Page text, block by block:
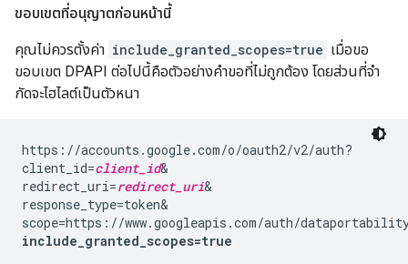
ขอบเขตที่อนุญาตก่อนหน้านี้
คุณไม่ควรตั้งค่า include_granted_scopes=true เมื่อขอ
ขอบเขต DPAPI ต่อไปนี้คือตัวอย่างคำขอที่ไม่ถูกต้อง โดยส่วนที่จํา
กัดจะไฮไลต์เป็นตัวหนา
https://accounts.google.com/o/oauth2/v2/auth?
client_id=client_id&
redirect_uri=redirect_uri&
response_type=token&
include_granted_scopes=true